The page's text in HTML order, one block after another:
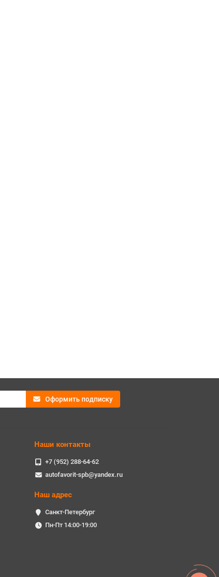
Оформить подписку
Наши контакты
+7 (952) 288-64-62
autofavorit-spb@yandex.ru
Наш адрес
Санкт-Петербург
Пн-Пт 14:00-19:00